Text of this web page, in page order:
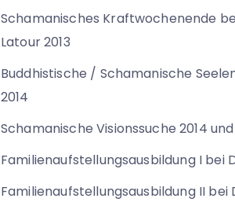
Schamanisches Kraftwochenende
Latour 2013
Buddhistische / Schamanische
2014
Schamanische Visionssuche 2014 und
Familienaufstellungsausbildung I bei
Familienaufstellungsausbildung II bei